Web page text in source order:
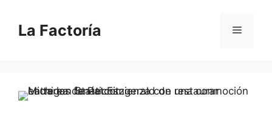
contenido
La Factoría Menú